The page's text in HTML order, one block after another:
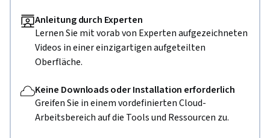
Anleitung durch Experten
Lernen Sie mit vorab von Experten aufgezeichneten
Videos in einer einzigartigen aufgeteilten
Oberfläche.
Keine Downloads oder Installation erforderlich
Greifen Sie in einem vordefinierten Cloud-
Arbeitsbereich auf die Tools und Ressourcen zu.